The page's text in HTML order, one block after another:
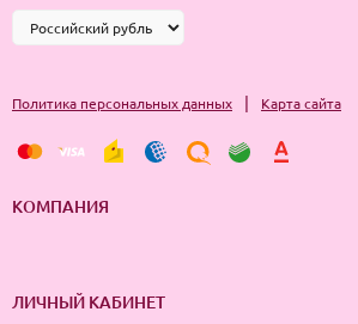
Политика персональных данных | Карта сайта
КОМПАНИЯ
ЛИЧНЫЙ КАБИНЕТ